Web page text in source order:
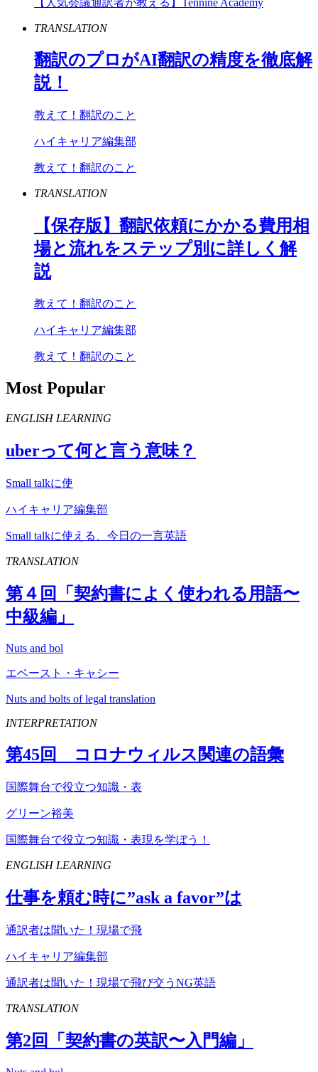
TRANSLATION
翻訳のプロがAI翻訳の精度を徹底解
説！
教えて！翻訳のこと
ハイキャリア編集部
教えて！翻訳のこと
TRANSLATION
【保存版】翻訳依頼にかかる費用相
場と流れをステップ別に詳しく解
説
教えて！翻訳のこと
ハイキャリア編集部
教えて！翻訳のこと
Most Popular
ENGLISH LEARNING
uberって何と言う意味？
Small talkに使
ハイキャリア編集部
Small talkに使える、今日の一言英語
TRANSLATION
第４回「契約書によく使われる用語〜
中級編」
Nuts and bol
エベースト・キャシー
Nuts and bolts of legal translation
INTERPRETATION
第45回 コロナウィルス関連の語彙
国際舞台で役立つ知識・表
グリーン裕美
国際舞台で役立つ知識・表現を学ぼう！
ENGLISH LEARNING
仕事を頼む時に”ask a favor”は
通訳者は聞いた！現場で飛
ハイキャリア編集部
通訳者は聞いた！現場で飛び交うNG英語
TRANSLATION
第2回「契約書の英訳〜入門編」